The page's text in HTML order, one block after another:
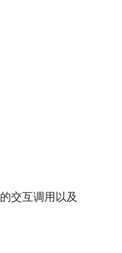
交互调用以及